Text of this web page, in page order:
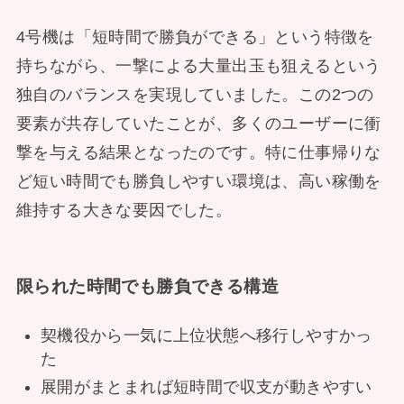
4号機は「短時間で勝負ができる」という特徴を
持ちながら、一撃による大量出玉も狙えるという
独自のバランスを実現していました。この2つの
要素が共存していたことが、多くのユーザーに衝
撃を与える結果となったのです。特に仕事帰りな
ど短い時間でも勝負しやすい環境は、高い稼働を
維持する大きな要因でした。
限られた時間でも勝負できる構造
契機役から一気に上位状態へ移行しやすかっ
た
展開がまとまれば短時間で収支が動きやすい